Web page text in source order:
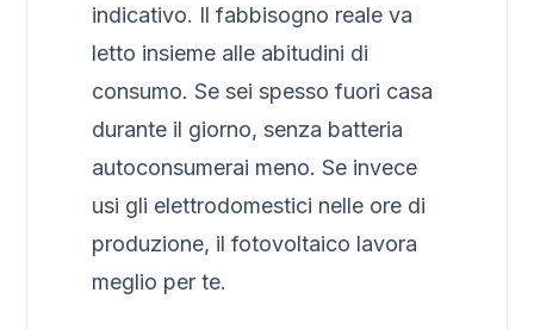
indicativo. Il fabbisogno reale va
letto insieme alle abitudini di
consumo. Se sei spesso fuori casa
durante il giorno, senza batteria
autoconsumerai meno. Se invece
usi gli elettrodomestici nelle ore di
produzione, il fotovoltaico lavora
meglio per te.